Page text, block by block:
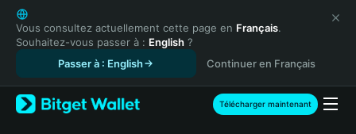
English
日本語
Tiếng Việt
Español (Latinoamérica)
Türkçe
Vous consultez actuellement cette page en Français.
Souhaitez-vous passer à : English ?
Passer à : English
Continuer en Français
Télécharger maintenant